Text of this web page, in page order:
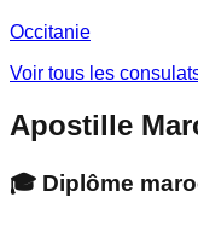
Occitanie
Voir tous les
Apostille
🎓 Diplôme